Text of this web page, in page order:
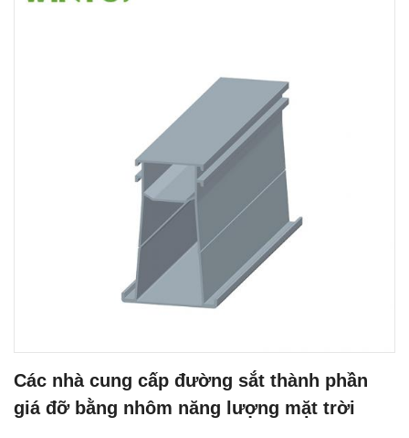
Các nhà cung cấp đường sắt thành phần
giá đỡ bằng nhôm năng lượng mặt trời